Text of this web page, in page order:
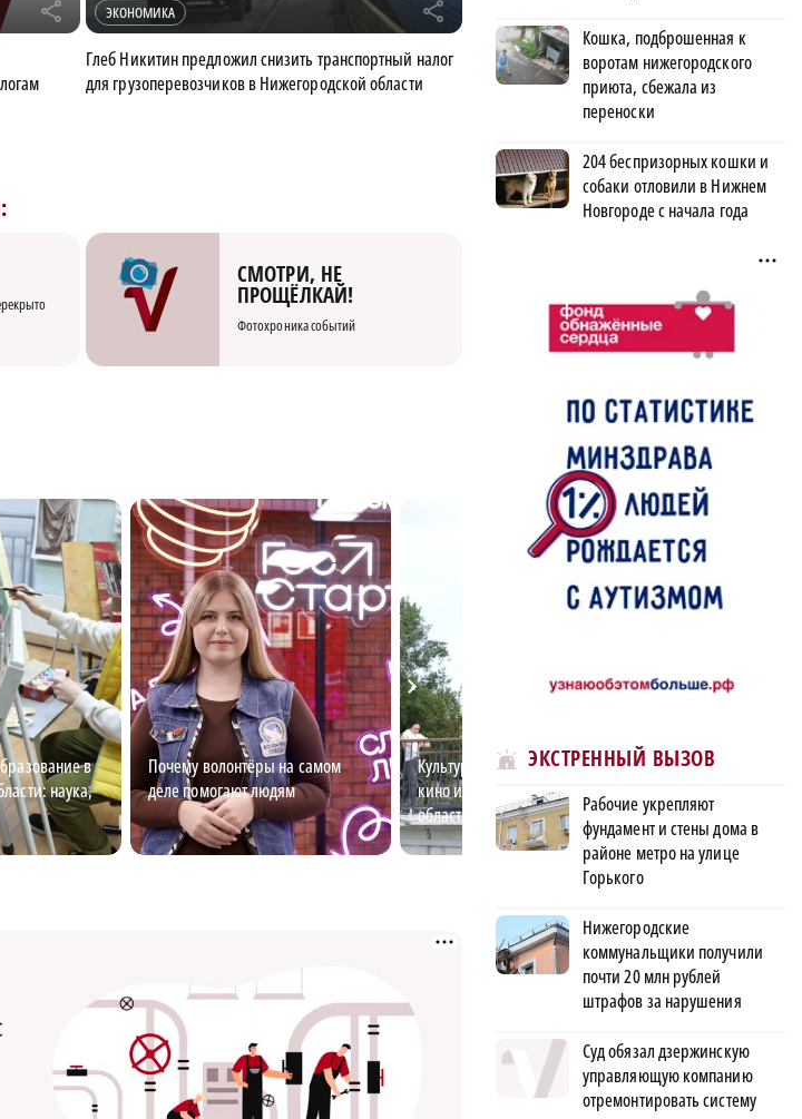
r ЭКОНОМИКА r
Глеб Никитин предложил снизить транспортный налог
для грузоперевозчиков в Нижегородской области
СМОТРИ, НЕ
ПРОЩЁЛКАЙ!
Фотохроника событий
в
наука,
Почему волонтёры на самом
деле помогают людям
Культурный код: музеи, театры,
кино и стрит-арт Нижегородской
области
Самые
специалистов в
области
Кошка, подброшенная к
воротам нижегородского
приюта, сбежала из
переноски
204 беспризорных кошки и
собаки отловили в Нижнем
Новгороде с начала года
ЭКСТРЕННЫЙ ВЫЗОВ
Рабочие укрепляют
фундамент и стены дома в
районе метро на улице
Горького
Нижегородские
коммунальщики получили
почти 20 млн рублей
штрафов за нарушения
Суд обязал дзержинскую
управляющую компанию
отремонтировать систему